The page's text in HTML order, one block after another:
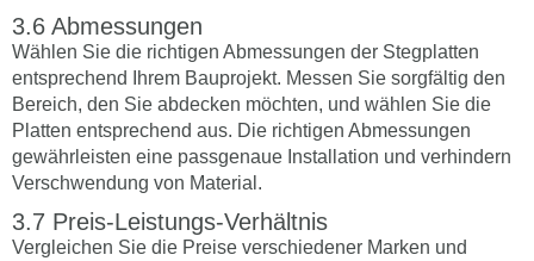
Abmessungen
Wählen Sie die richtigen Abmessungen der Stegplatten
entsprechend Ihrem Bauprojekt. Messen Sie sorgfältig den
Bereich, den Sie abdecken möchten, und wählen Sie die
Platten entsprechend aus. Die richtigen Abmessungen
gewährleisten eine passgenaue Installation und verhindern
Verschwendung von Material.
Preis-Leistungs-Verhältnis
Vergleichen Sie die Preise verschiedener Marken und